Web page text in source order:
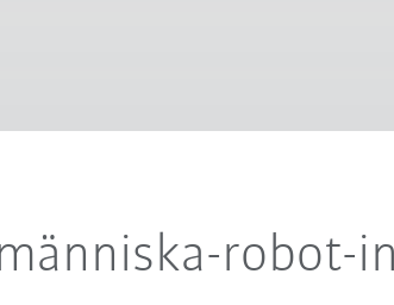
robot-